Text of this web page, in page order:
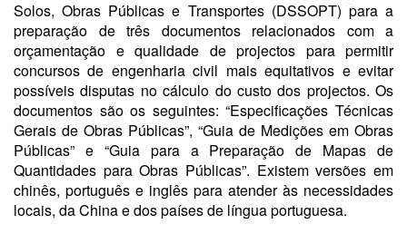
Solos, Obras Públicas e Transportes (DSSOPT) para a
preparação de três documentos relacionados com a
orçamentação e qualidade de projectos para permitir
concursos de engenharia civil mais equitativos e evitar
possíveis disputas no cálculo do custo dos projectos. Os
documentos são os seguintes: “Especificações Técnicas
Gerais de Obras Públicas”, “Guia de Medições em Obras
Públicas” e “Guia para a Preparação de Mapas de
Quantidades para Obras Públicas”. Existem versões em
chinês, português e inglês para atender às necessidades
locais, da China e dos países de língua portuguesa.